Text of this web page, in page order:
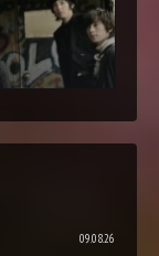
09.08.26